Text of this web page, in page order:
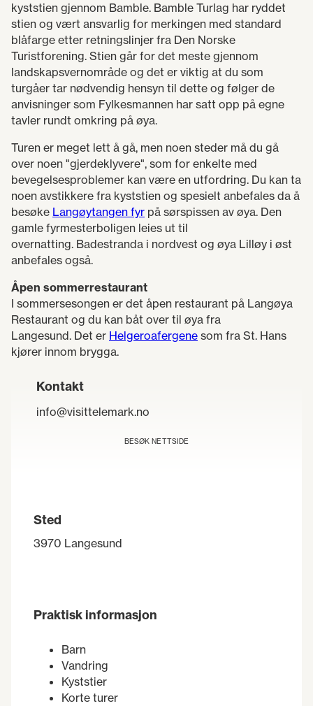
kyststien gjennom Bamble. Bamble Turlag har ryddet
stien og vært ansvarlig for merkingen med standard
blåfarge etter retningslinjer fra Den Norske
Turistforening. Stien går for det meste gjennom
landskapsvernområde og det er viktig at du som
turgåer tar nødvendig hensyn til dette og følger de
anvisninger som Fylkesmannen har satt opp på egne
tavler rundt omkring på øya.
Turen er meget lett å gå, men noen steder må du gå
over noen "gjerdeklyvere", som for enkelte med
bevegelsesproblemer kan være en utfordring. Du kan ta
noen avstikkere fra kyststien og spesielt anbefales da å
besøke Langøytangen fyr på sørspissen av øya. Den
gamle fyrmesterboligen leies ut til
overnatting. Badestranda i nordvest og øya Lilløy i øst
anbefales også.
Åpen sommerrestaurant
I sommersesongen er det åpen restaurant på Langøya
Restaurant og du kan båt over til øya fra
Langesund. Det er Helgeroafergene som fra St. Hans
kjører innom brygga.
Kontakt
info@visittelemark.no
BESØK NETTSIDE
Sted
3970 Langesund
Praktisk informasjon
Barn
Vandring
Kyststier
Korte turer